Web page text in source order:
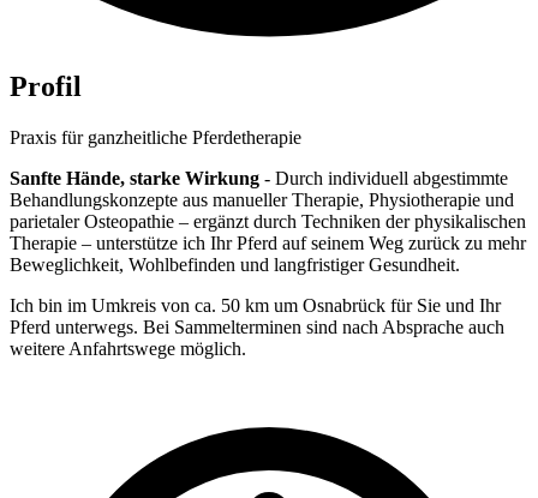
Profil
Praxis für ganzheitliche Pferdetherapie
Sanfte Hände, starke Wirkung - Durch individuell abgestimmte
Behandlungskonzepte aus manueller Therapie, Physiotherapie und
parietaler Osteopathie – ergänzt durch Techniken der physikalischen
Therapie – unterstütze ich Ihr Pferd auf seinem Weg zurück zu mehr
Beweglichkeit, Wohlbefinden und langfristiger Gesundheit.
Ich bin im Umkreis von ca. 50 km um Osnabrück für Sie und Ihr
Pferd unterwegs. Bei Sammelterminen sind nach Absprache auch
weitere Anfahrtswege möglich.